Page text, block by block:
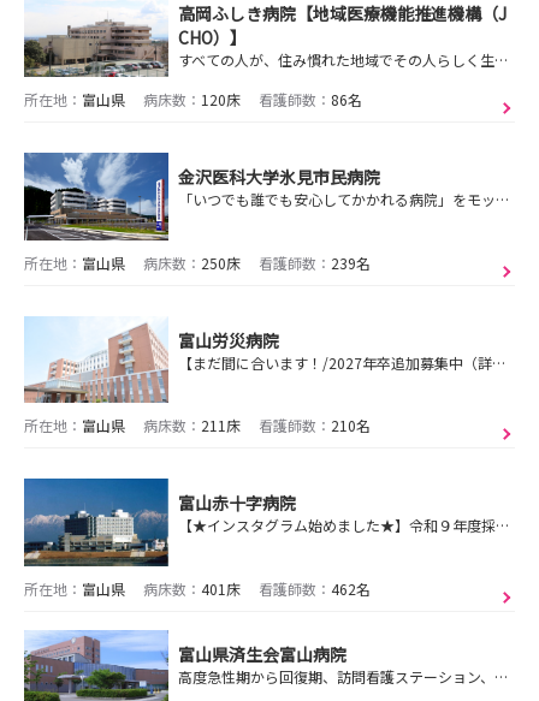
高岡ふしき病院【地域医療機能推進機構（J
CHO）】
すべての人が、住み慣れた地域でその人らしく生きられるよう、生命・健康を守り、暮らしを支えます。
所在地： 富山県 病床数： 120床 看護師数： 86名
金沢医科大学氷見市民病院
「いつでも誰でも安心してかかれる病院」をモットーに、地域の基幹病院として患者さん中心の医療を実践します。
所在地： 富山県 病床数： 250床 看護師数： 239名
富山労災病院
【まだ間に合います！/2027年卒追加募集中（詳細は「選考に応募」から）】 共に学び、共に育つを合言葉に丁寧な指導を行っています。
所在地： 富山県 病床数： 211床 看護師数： 210名
富山赤十字病院
【★インスタグラム始めました★】令和９年度採用看護職員採用選考試験及び病院見学会を実施しています！
所在地： 富山県 病床数： 401床 看護師数： 462名
富山県済生会富山病院
高度急性期から回復期、訪問看護ステーション、健康管理センターまで。多様な医療ニーズに応え、地域の保健・医療・福祉に貢献しています！